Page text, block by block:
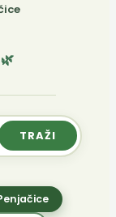
TRAŽI